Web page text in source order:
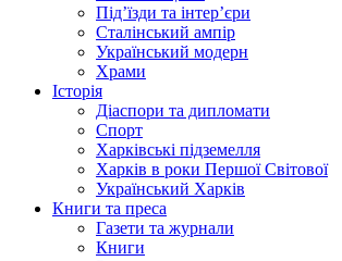
Під’їзди та інтер’єри
Сталінський ампір
Український модерн
Храми
Історія
Діаспори та дипломати
Спорт
Харківські підземелля
Харків в роки Першої Світової
Український Харків
Книги та преса
Газети та журнали
Книги